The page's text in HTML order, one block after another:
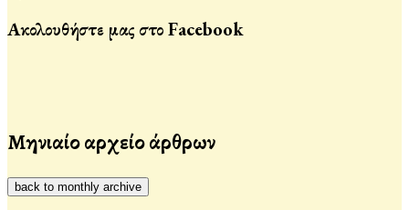
Ακολουθήστε μας στο Facebook
Μηνιαίο αρχείο άρθρων
back to monthly archive